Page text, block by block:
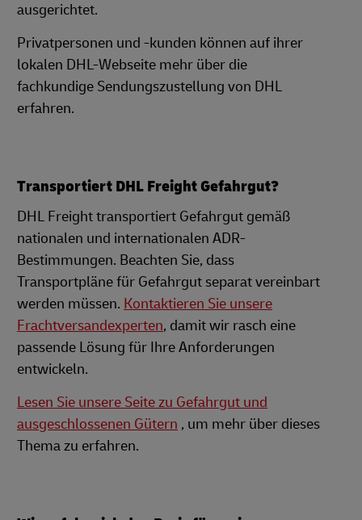
ausgerichtet.
Privatpersonen und -kunden können auf ihrer
lokalen DHL-Webseite mehr über die
fachkundige Sendungszustellung von DHL
erfahren.
Transportiert DHL Freight Gefahrgut?
DHL Freight transportiert Gefahrgut gemäß
nationalen und internationalen ADR-
Bestimmungen. Beachten Sie, dass
Transportpläne für Gefahrgut separat vereinbart
werden müssen. Kontaktieren Sie unsere
Frachtversandexperten, damit wir rasch eine
passende Lösung für Ihre Anforderungen
entwickeln.
Lesen Sie unsere Seite zu Gefahrgut und
ausgeschlossenen Gütern , um mehr über dieses
Thema zu erfahren.